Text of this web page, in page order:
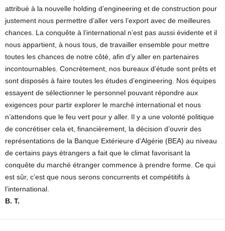
attribué à la nouvelle holding d’engineering et de construction pour
justement nous permettre d’aller vers l’export avec de meilleures
chances. La conquête à l’international n’est pas aussi évidente et il
nous appartient, à nous tous, de travailler ensemble pour mettre
toutes les chances de notre côté, afin d’y aller en partenaires
incontournables. Concrètement, nos bureaux d’étude sont prêts et
sont disposés à faire toutes les études d’engineering. Nos équipes
essayent de sélectionner le personnel pouvant répondre aux
exigences pour partir explorer le marché international et nous
n’attendons que le feu vert pour y aller. Il y a une volonté politique
de concrétiser cela et, financièrement, la décision d’ouvrir des
représentations de la Banque Extérieure d’Algérie (BEA) au niveau
de certains pays étrangers a fait que le climat favorisant la
conquête du marché étranger commence à prendre forme. Ce qui
est sûr, c’est que nous serons concurrents et compétitifs à
l’international.
B. T.